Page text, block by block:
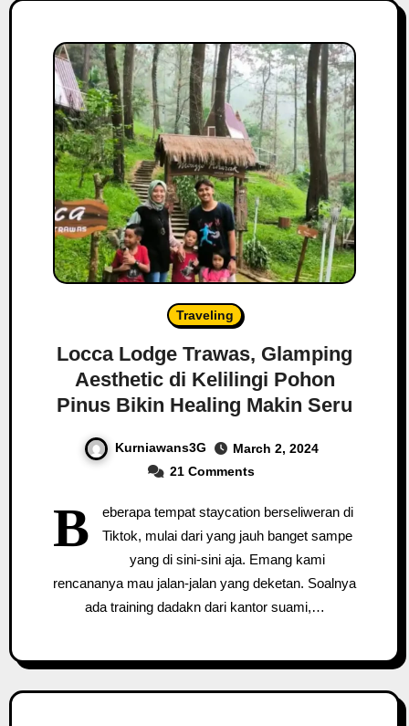
Traveling
Locca Lodge Trawas, Glamping
Aesthetic di Kelilingi Pohon
Pinus Bikin Healing Makin Seru
Kurniawans3G
March 2, 2024
21 Comments
B
eberapa tempat staycation berseliweran di
Tiktok, mulai dari yang jauh banget sampe
yang di sini-sini aja. Emang kami
rencananya mau jalan-jalan yang deketan. Soalnya
ada training dadakn dari kantor suami,…